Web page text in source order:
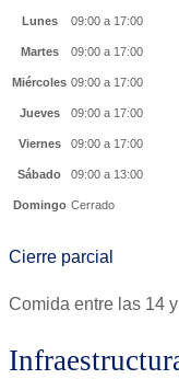
Lunes 09:00 a 17:00
Martes 09:00 a 17:00
Miércoles 09:00 a 17:00
Jueves 09:00 a 17:00
Viernes 09:00 a 17:00
Sábado 09:00 a 13:00
Domingo Cerrado
Cierre parcial
Comida entre las 14